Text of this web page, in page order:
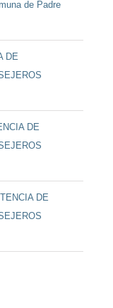
de Padre
DE
DE
DE